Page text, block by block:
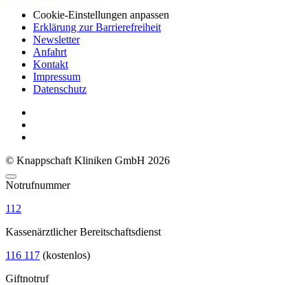
Cookie-Einstellungen anpassen
Erklärung zur Barrierefreiheit
Newsletter
Anfahrt
Kontakt
Impressum
Datenschutz
© Knappschaft Kliniken GmbH 2026
Notrufnummer
112
Kassenärztlicher Bereitschaftsdienst
116 117 (kostenlos)
Giftnotruf